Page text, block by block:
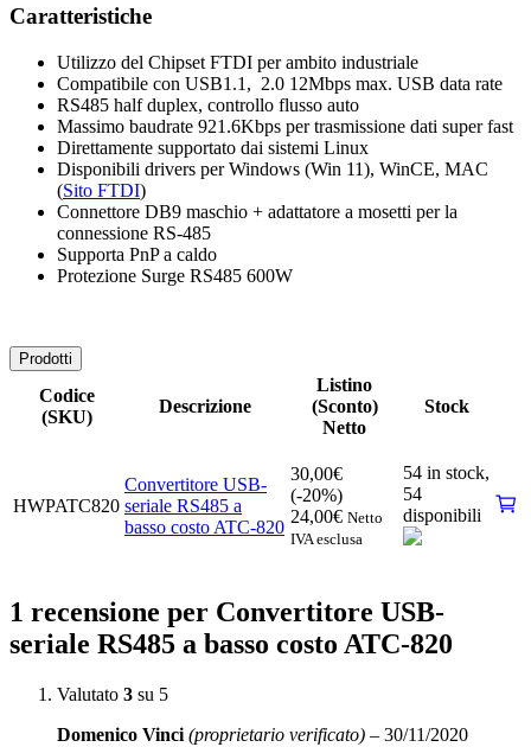
Caratteristiche
Utilizzo del Chipset FTDI per ambito industriale
Compatibile con USB1.1, 2.0 12Mbps max. USB data rate
RS485 half duplex, controllo flusso auto
Massimo baudrate 921.6Kbps per trasmissione dati super fast
Direttamente supportato dai sistemi Linux
Disponibili drivers per Windows (Win 11), WinCE, MAC
(Sito FTDI)
Connettore DB9 maschio + adattatore a mosetti per la
connessione RS-485
Supporta PnP a caldo
Protezione Surge RS485 600W
Prodotti
Codice
(SKU)
Descrizione
Listino
(Sconto)
Netto
Stock
HWPATC820
Convertitore USB-
seriale RS485 a
basso costo ATC-820
30,00€
(-20%)
24,00€ Netto
IVA esclusa
54 in stock,
54
disponibili
1 recensione per Convertitore USB-
seriale RS485 a basso costo ATC-820
Valutato 3 su 5
Domenico Vinci (proprietario verificato) – 30/11/2020